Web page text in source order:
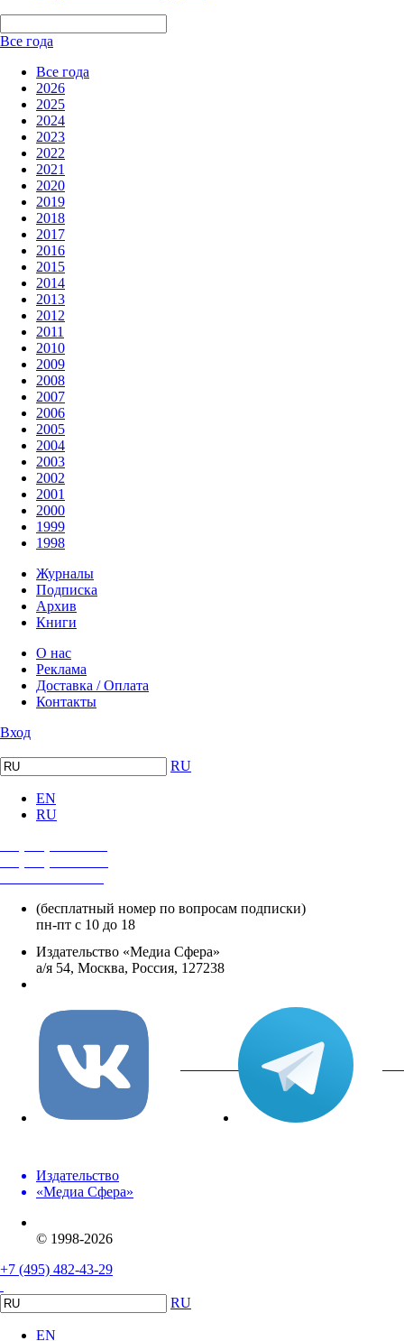
Все года
Все года
2026
2025
2024
2023
2022
2021
2020
2019
2018
2017
2016
2015
2014
2013
2012
2011
2010
2009
2008
2007
2006
2005
2004
2003
2002
2001
2000
1999
1998
Журналы
Подписка
Архив
Книги
О нас
Реклама
Доставка / Оплата
Контакты
Вход
RU
EN
RU
(бесплатный номер по вопросам подписки)
пн-пт с 10 до 18
Издательство «Медиа Сфера»
а/я 54, Москва, Россия, 127238
вКонтакте
Издательство
«Медиа Сфера»
© 1998-2026
+7 (495) 482-43-29
RU
EN